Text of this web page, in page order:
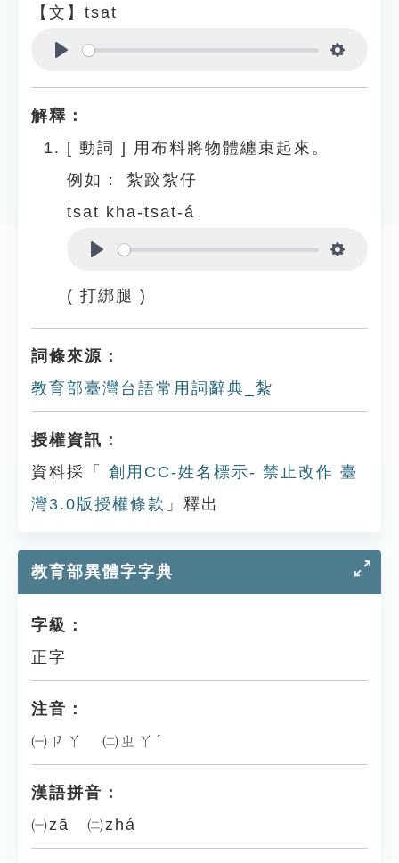
【文】tsat
解釋：
[ 動詞 ] 用布料將物體纏束起來。
例如：
紮跤紮仔
tsat kha-tsat-á
( 打綁腿 )
詞條來源：
教育部臺灣台語常用詞辭典_紮
授權資訊：
資料採「
創用CC-姓名標示- 禁止改作 臺
灣3.0版授權條款 」釋出
教育部異體字字典
字級：
正字
注音：
㈠ㄗㄚ ㈡ㄓㄚˊ
漢語拼音：
㈠zā ㈡zhá